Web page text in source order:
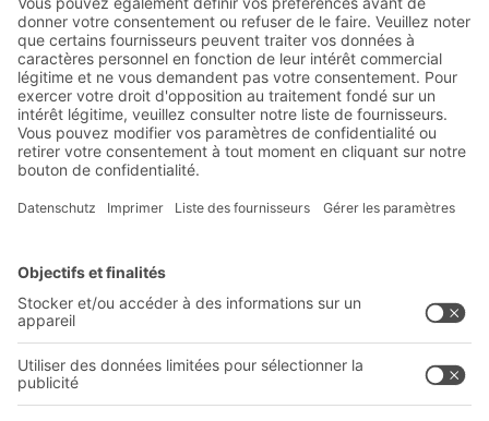
Actualités de l'entrepôt et de
la logistique
Réductions exclusives
Innovations
S'inscrire à la newsletter
Solutions BITO
Solutions intralogistiques
Bacs en matière plastique
Systèmes de rayonnages
LE PRO DU STOCKAGE